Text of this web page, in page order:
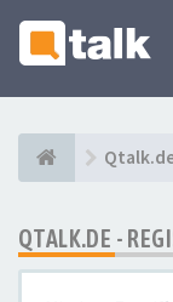
QTALK.DE -